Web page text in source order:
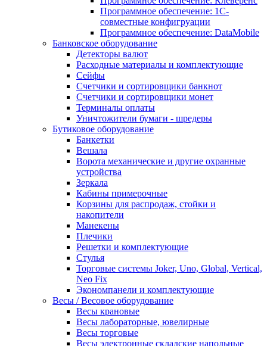
Программное обеспечение: 1С-
совместные конфигруации
Программное обеспечение: DataMobile
Банковское оборудование
Детекторы валют
Расходные материалы и комплектующие
Сейфы
Счетчики и сортировщики банкнот
Счетчики и сортировщики монет
Терминалы оплаты
Уничтожители бумаги - шредеры
Бутиковое оборудование
Банкетки
Вешала
Ворота механические и другие охранные
устройства
Зеркала
Кабины примерочные
Корзины для распродаж, стойки и
накопители
Манекены
Плечики
Решетки и комплектующие
Стулья
Торговые системы Joker, Uno, Global, Vertical,
Neo Fix
Экономпанели и комплектующие
Весы / Весовое оборудование
Весы крановые
Весы лабораторные, ювелирные
Весы торговые
Весы электронные складские напольные